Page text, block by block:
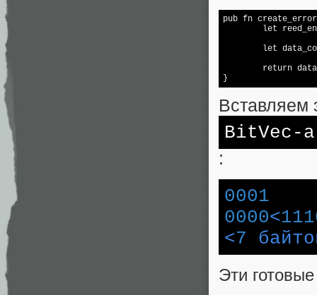
pub fn
let
let
return
}
Вставляем
BitVec-а
:
0001
0000<
<7
Эти